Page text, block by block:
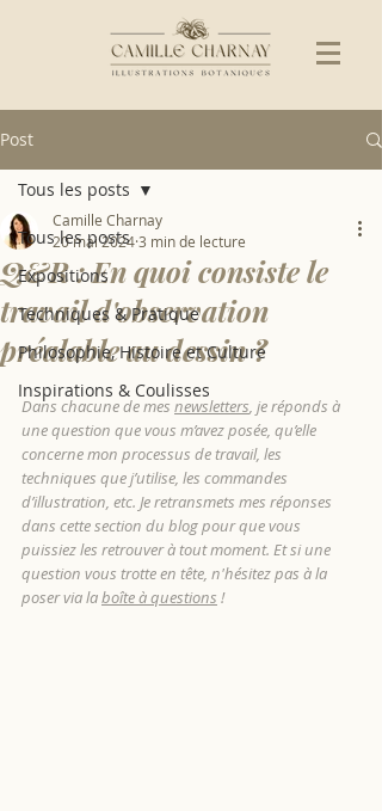
Post
Tous les posts
Expositions
Techniques & Pratique
Philosophie, Histoire et Culture
Inspirations & Coulisses
Tous les posts
Q&R : En quoi consiste le
travail d'observation
préalable au dessin ?
Camille Charnay
20 mai 20243 min de lecture
Dans chacune de mes newsletters, je réponds à
une question que vous m’avez posée, qu’elle
concerne mon processus de travail, les
techniques que j’utilise, les commandes
d’illustration, etc. Je retransmets mes réponses
dans cette section du blog pour que vous
puissiez les retrouver à tout moment. Et si une
question vous trotte en tête, n'hésitez pas à la
poser via la boîte à questions !